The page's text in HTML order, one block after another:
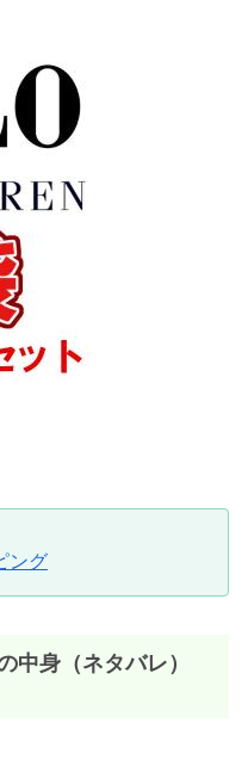
ング
中身（ネタバレ）